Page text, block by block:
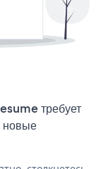
требует
новые